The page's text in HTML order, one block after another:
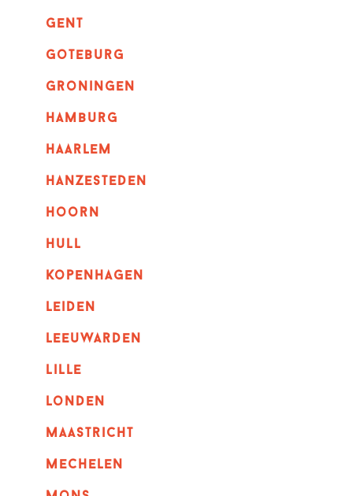
GENT
goteburg
groningen
hamburg
haarlem
hanzesteden
hoorn
hull
kopenhagen
leiden
leeuwarden
lille
londen
maastricht
mechelen